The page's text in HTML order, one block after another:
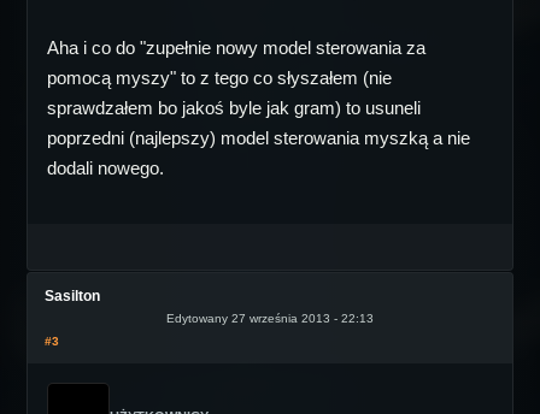
Aha i co do "zupełnie nowy model sterowania za
pomocą myszy" to z tego co słyszałem (nie
sprawdzałem bo jakoś byle jak gram) to usuneli
poprzedni (najlepszy) model sterowania myszką a nie
dodali nowego.
Sasilton
Edytowany 27 września 2013 - 22:13
#3